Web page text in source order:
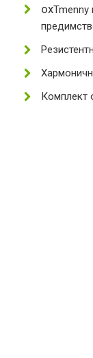
охTmenny
Комплект